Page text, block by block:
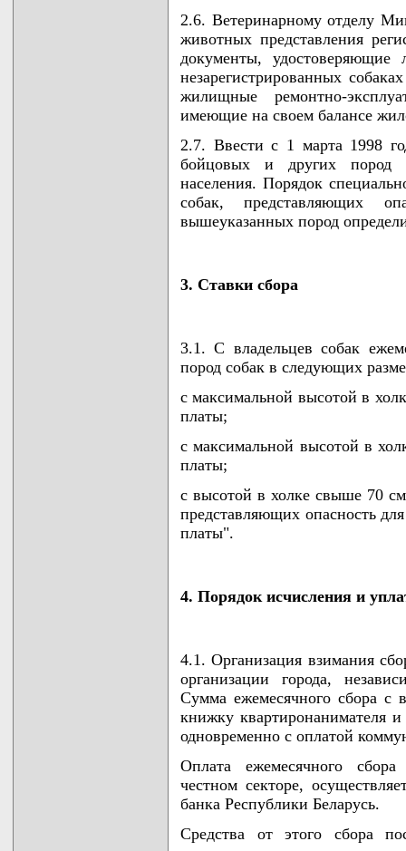
2.6. Ветеринарному отделу
животных представления
документы, удостоверяющие
незарегистрированных
жилищные ремонтно-
имеющие на своем балансе
2.7. Ввести с 1 марта 1998
бойцовых и других пород
населения. Порядок
собак, представляющих
вышеуказанных пород
3. Ставки сбора
3.1. С владельцев собак
пород собак в следующих
с максимальной высотой в
платы;
с максимальной высотой в
платы;
с высотой в холке свыше 70
представляющих опасность
платы".
4. Порядок исчисления и
4.1. Организация взимания
организации города,
Сумма ежемесячного сбора с
книжку квартиронанимателя и
одновременно с оплатой
Оплата ежемесячного
честном секторе,
банка Республики Беларусь.
Средства от этого сбора